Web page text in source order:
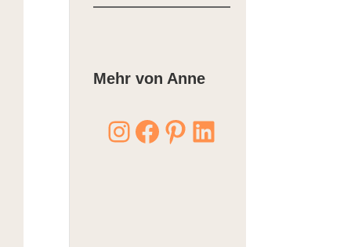
Mehr von Anne
Instagram
Facebook
Pinterest
LinkedIn